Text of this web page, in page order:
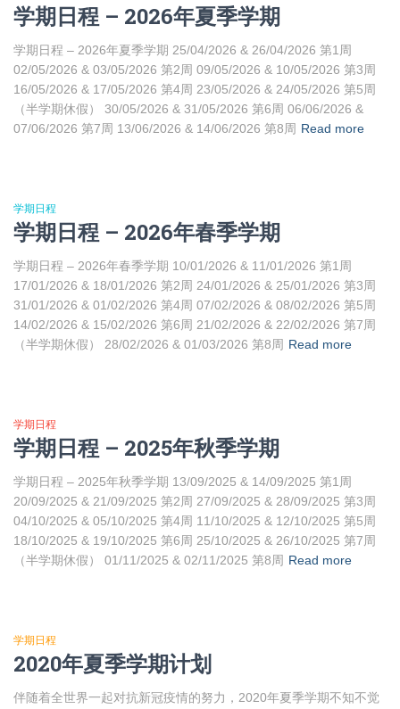
学期日程 – 2026年夏季学期
学期日程 – 2026年夏季学期 25/04/2026 & 26/04/2026 第1周
02/05/2026 & 03/05/2026 第2周 09/05/2026 & 10/05/2026 第3周
16/05/2026 & 17/05/2026 第4周 23/05/2026 & 24/05/2026 第5周
（半学期休假） 30/05/2026 & 31/05/2026 第6周 06/06/2026 &
07/06/2026 第7周 13/06/2026 & 14/06/2026 第8周 Read more
学期日程
学期日程 – 2026年春季学期
学期日程 – 2026年春季学期 10/01/2026 & 11/01/2026 第1周
17/01/2026 & 18/01/2026 第2周 24/01/2026 & 25/01/2026 第3周
31/01/2026 & 01/02/2026 第4周 07/02/2026 & 08/02/2026 第5周
14/02/2026 & 15/02/2026 第6周 21/02/2026 & 22/02/2026 第7周
（半学期休假） 28/02/2026 & 01/03/2026 第8周 Read more
学期日程
学期日程 – 2025年秋季学期
学期日程 – 2025年秋季学期 13/09/2025 & 14/09/2025 第1周
20/09/2025 & 21/09/2025 第2周 27/09/2025 & 28/09/2025 第3周
04/10/2025 & 05/10/2025 第4周 11/10/2025 & 12/10/2025 第5周
18/10/2025 & 19/10/2025 第6周 25/10/2025 & 26/10/2025 第7周
（半学期休假） 01/11/2025 & 02/11/2025 第8周 Read more
学期日程
2020年夏季学期计划
伴随着全世界一起对抗新冠疫情的努力，2020年夏季学期不知不觉